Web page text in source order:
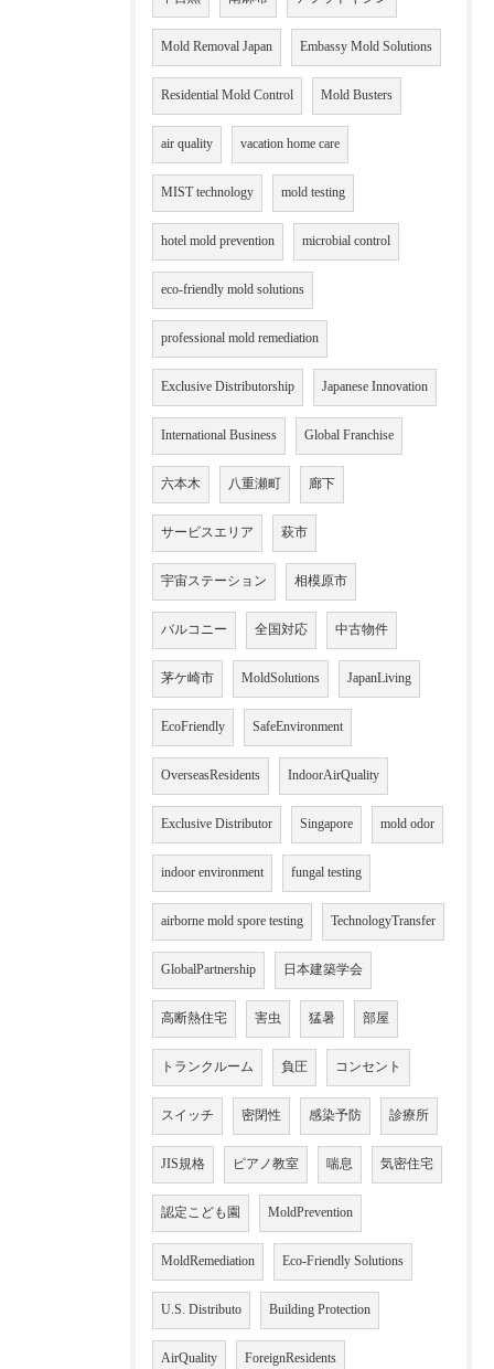
Mold Removal Japan Embassy Mold Solutions
Residential Mold Control Mold Busters
air quality vacation home care
MIST technology mold testing
hotel mold prevention microbial control
eco-friendly mold solutions
professional mold remediation
Exclusive Distributorship Japanese Innovation
International Business Global Franchise
六本木 八重瀬町 廊下
サービスエリア 萩市
宇宙ステーション 相模原市
バルコニー 全国対応 中古物件
茅ケ崎市 MoldSolutions JapanLiving
EcoFriendly SafeEnvironment
OverseasResidents IndoorAirQuality
Exclusive Distributor Singapore mold odor
indoor environment fungal testing
airborne mold spore testing TechnologyTransfer
GlobalPartnership 日本建築学会
高断熱住宅 害虫 猛暑 部屋
トランクルーム 負圧 コンセント
スイッチ 密閉性 感染予防 診療所
JIS規格 ピアノ教室 喘息 気密住宅
認定こども園 MoldPrevention
MoldRemediation Eco-Friendly Solutions
U.S. Distributo Building Protection
AirQuality ForeignResidents